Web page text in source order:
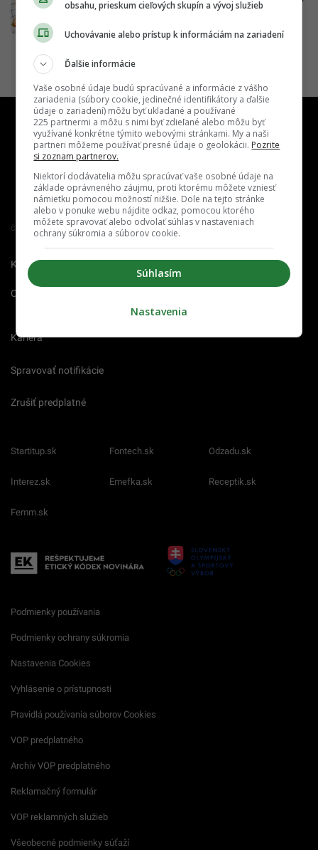
prospešný. Vedci odhalili, kto ho skutočne
Člen združenia IAB Slovakia
Kontakt
O nás
Kariéra
Spravovať notifikácie
Zrušiť predplatné
Startitup.sk Fontech.sk Odzadu.sk
Interez.sk Emefka.sk Receptik.sk
Femm.sk
Podmienky používania
Podmienky ochrany súkromia
Nastavenia Cookies
Vyhlásenie o prístupnosti
Pravidlá používania súborov Cookies
VOP predplatného
Archív VOP predplatného
Reklamačný formulár
VOP reklamných služieb
Všeobecné podmienky súťaží
obsahu, prieskum cieľových skupín a vývoj služieb
Uchovávanie alebo prístup k informáciám na zariadení
Ďalšie informácie
Vaše osobné údaje budú spracúvané a informácie z vášho
zariadenia (súbory cookie, jedinečné identifikátory a ďalšie
údaje o zariadení) môžu byť ukladané a používané
225 partnermi a môžu s nimi byť zdieľané alebo môžu byť
využívané konkrétne týmito webovými stránkami. My a naši
partneri môžeme používať presné údaje o geolokácii. Pozrite
si zoznam partnerov.
Niektorí dodávatelia môžu spracúvať vaše osobné údaje na
základe oprávneného záujmu, proti ktorému môžete vzniesť
námietku pomocou možností nižšie. Dole na tejto stránke
alebo v ponuke webu nájdite odkaz, pomocou ktorého
môžete spravovať alebo odvolať súhlas v nastaveniach
ochrany súkromia a súborov cookie.
Súhlasím
Nastavenia